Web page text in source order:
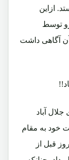
ازاین
توسط
آگاهی داشت
آباد
خود به مقام
قبل از